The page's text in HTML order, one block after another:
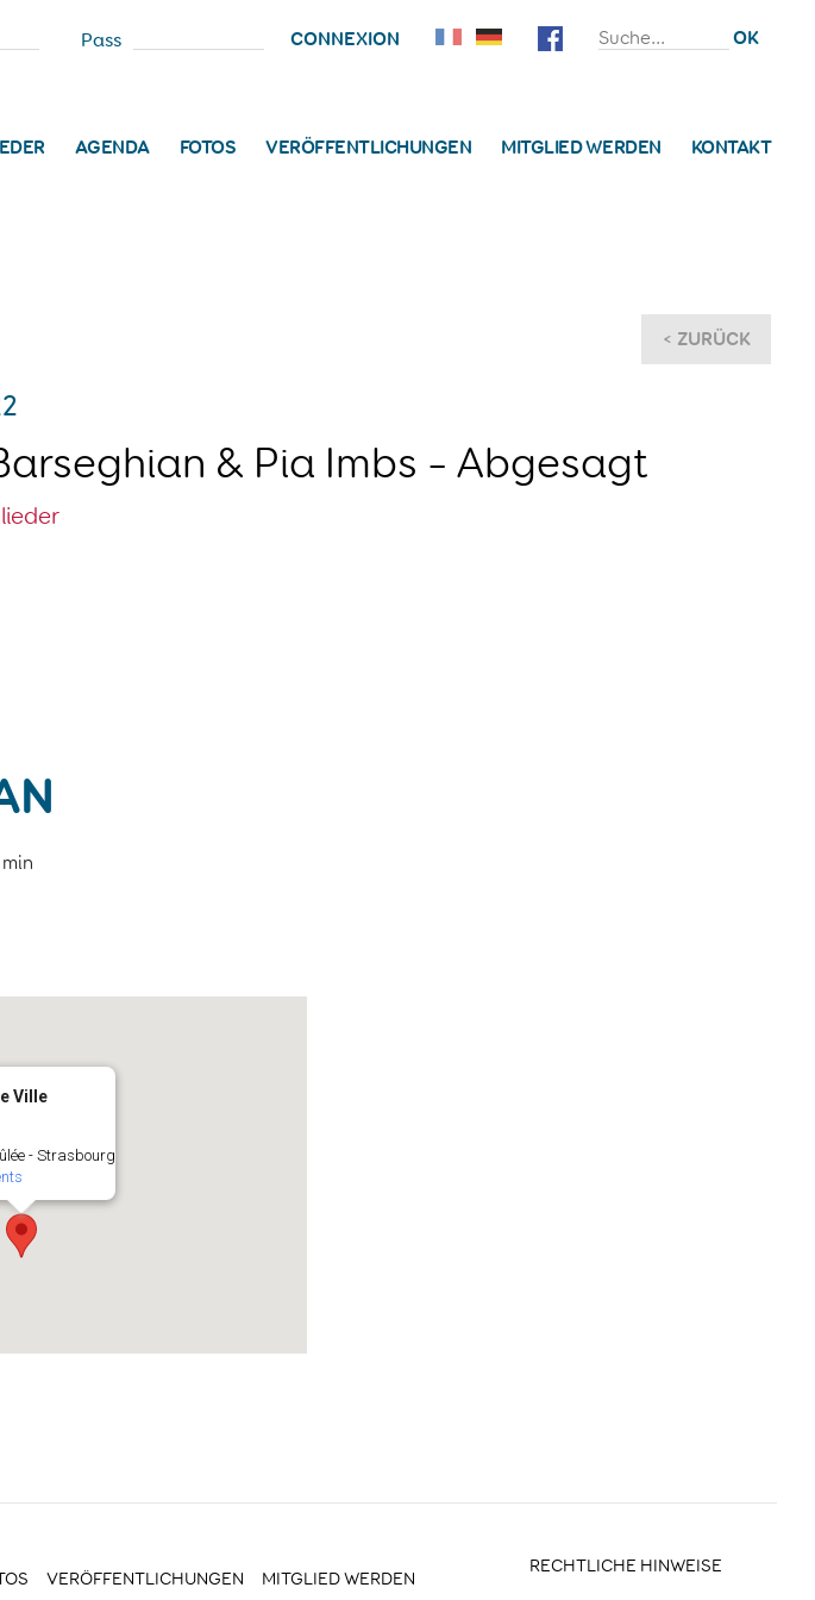
Pass
AGENDA FOTOS VERÖFFENTLICHUNGEN MITGLIED WERDEN KONTAKT
< ZURÜCK
& Pia Imbs – Abgesagt
Ville
- Strasbourg
VERÖFFENTLICHUNGEN
MITGLIED WERDEN
RECHTLICHE HINWEISE